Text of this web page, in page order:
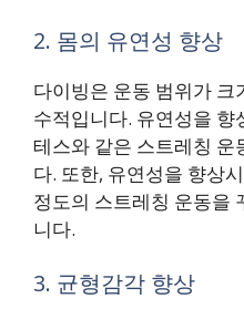
2. 몸의 유연성 향상
다이빙은 운동 범위가 크
수적입니다. 유연성을
테스와 같은 스트레칭 운
다. 또한, 유연성을 향상
정도의 스트레칭 운동을
니다.
3. 균형감각 향상